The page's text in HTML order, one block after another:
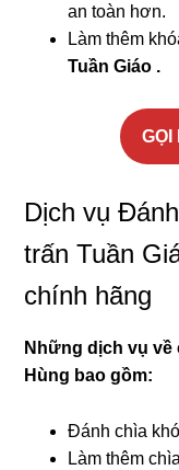
an toàn hơn.
Làm thêm
Tuần Giáo .
GỌI
Dịch vụ
trấn Tuần
chính hãng
Những dịch vụ về
Hùng bao gồm:
Đánh chìa
Làm thêm